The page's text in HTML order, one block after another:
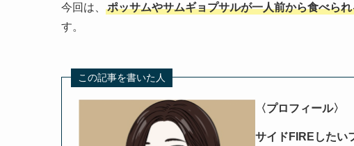
今回は、 ポッサムやサムギョプサルが一人前から食べら
す。
この記事を書いた人
〈プロフィール〉
サイドFIREしたい